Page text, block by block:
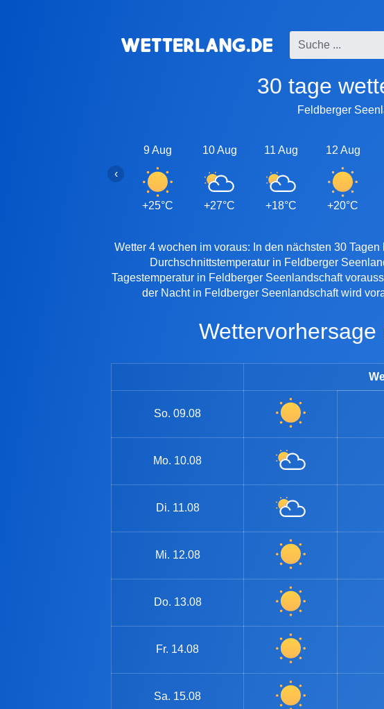
30 tage
Feldberger
9 Aug
+25°C
10 Aug
+27°C
11 Aug
+18°C
12 Aug
+20°C
‹
Wetter 4 wochen im voraus: In den nächsten 30
Durchschnittstemperatur in Feldberger
Tagestemperatur in Feldberger Seenlandschaft
der Nacht in Feldberger Seenlandschaft wird
So. 09.08
Mo. 10.08
Di. 11.08
Mi. 12.08
Do. 13.08
Fr. 14.08
Sa. 15.08